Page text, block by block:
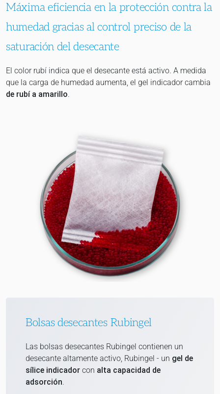
Máxima eficiencia en la protección contra la
humedad gracias al control preciso de la
saturación del desecante
El color rubí indica que el desecante está activo. A medida
que la carga de humedad aumenta, el gel indicador cambia
de rubí a amarillo.
Bolsas desecantes Rubingel
Las bolsas desecantes Rubingel contienen un
desecante altamente activo, Rubingel - un gel de
sílice indicador con alta capacidad de
adsorción.